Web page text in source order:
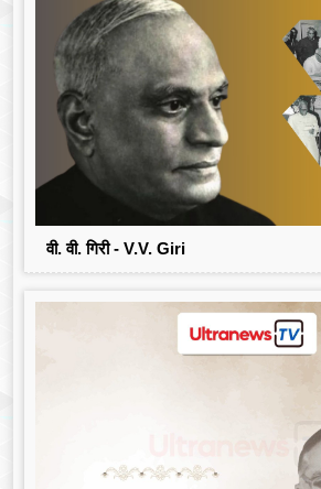
वी. वी. गिरी - V.V. Giri